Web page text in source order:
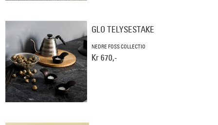
GLO TELYSESTAKE
NEDRE FOSS COLLECTIO
Kr 670,-